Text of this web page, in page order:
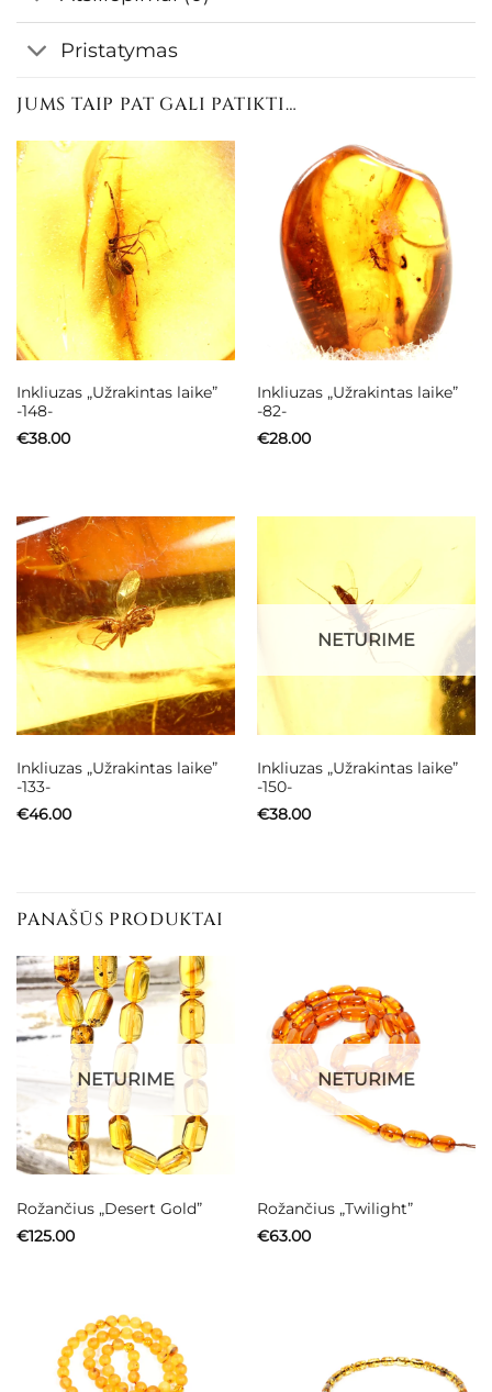
Pristatymas
JUMS TAIP PAT GALI PATIKTI…
Inkliuzas „Užrakintas laike”
-148-
€38.00
Inkliuzas „Užrakintas laike”
-82-
€28.00
Inkliuzas „Užrakintas laike”
-133-
€46.00
NETURIME
Inkliuzas „Užrakintas laike”
-150-
€38.00
PANAŠŪS PRODUKTAI
NETURIME
Rožančius „Desert Gold”
€125.00
NETURIME
Rožančius „Twilight”
€63.00